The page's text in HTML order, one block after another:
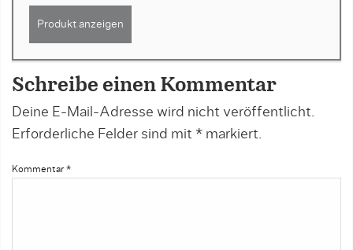
Produkt anzeigen
Schreibe einen Kommentar
Deine E-Mail-Adresse wird nicht veröffentlicht.
Erforderliche Felder sind mit * markiert.
Kommentar *